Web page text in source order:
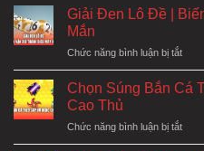
Mơ
Nhà
|
Cố
Qua
Giải Đen Lô Đề |
Mắn
Chức năng bình luận bị tắtở
Đen
|
Biến
Chọn Súng Bắn Cá
Cao Thủ
Chức năng bình luận bị tắtở